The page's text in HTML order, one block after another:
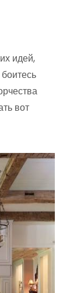
идей,
вот